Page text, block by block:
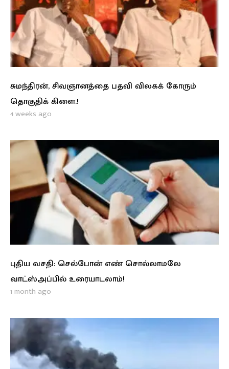
சுமந்திரன், சிவஞானத்தை பதவி விலகக் கோரும்
தொகுதிக் கிளை.!
4 weeks ago
புதிய வசதி: செல்போன் எண் சொல்லாமலே
வாட்ஸ்அப்பில் உரையாடலாம்!
1 month ago